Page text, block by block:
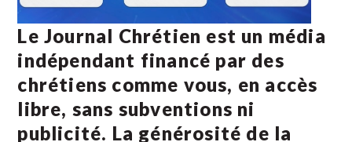
Le Journal Chrétien est un média
indépendant financé par des
chrétiens comme vous, en accès
libre, sans subventions ni
publicité. La générosité de la